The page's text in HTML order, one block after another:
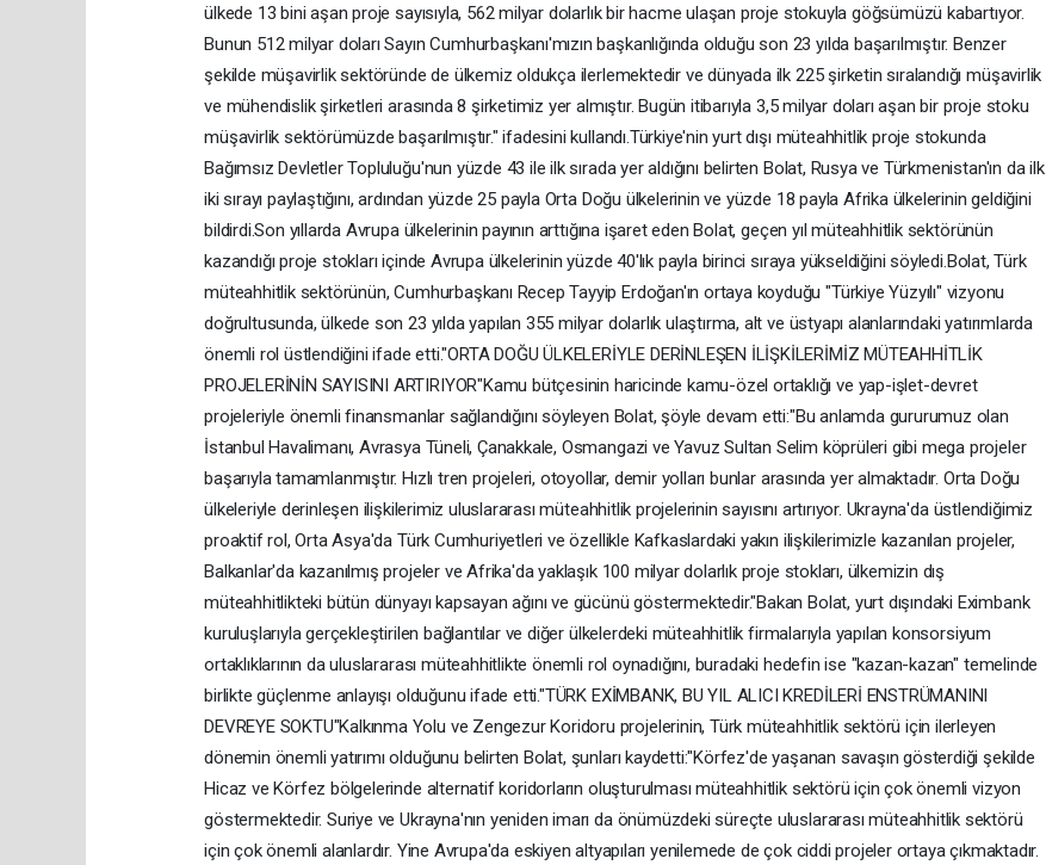
ülkede 13 bini aşan proje sayısıyla, 562 milyar dolarlık bir hacme ulaşan proje stokuyla göğsümüzü kabartıyor.
Bunun 512 milyar doları Sayın Cumhurbaşkanı'mızın başkanlığında olduğu son 23 yılda başarılmıştır. Benzer
şekilde müşavirlik sektöründe de ülkemiz oldukça ilerlemektedir ve dünyada ilk 225 şirketin sıralandığı müşavirlik
ve mühendislik şirketleri arasında 8 şirketimiz yer almıştır. Bugün itibarıyla 3,5 milyar doları aşan bir proje stoku
müşavirlik sektörümüzde başarılmıştır." ifadesini kullandı.Türkiye'nin yurt dışı müteahhitlik proje stokunda
Bağımsız Devletler Topluluğu'nun yüzde 43 ile ilk sırada yer aldığını belirten Bolat, Rusya ve Türkmenistan'ın da ilk
iki sırayı paylaştığını, ardından yüzde 25 payla Orta Doğu ülkelerinin ve yüzde 18 payla Afrika ülkelerinin geldiğini
bildirdi.Son yıllarda Avrupa ülkelerinin payının arttığına işaret eden Bolat, geçen yıl müteahhitlik sektörünün
kazandığı proje stokları içinde Avrupa ülkelerinin yüzde 40'lık payla birinci sıraya yükseldiğini söyledi.Bolat, Türk
müteahhitlik sektörünün, Cumhurbaşkanı Recep Tayyip Erdoğan'ın ortaya koyduğu "Türkiye Yüzyılı" vizyonu
doğrultusunda, ülkede son 23 yılda yapılan 355 milyar dolarlık ulaştırma, alt ve üstyapı alanlarındaki yatırımlarda
önemli rol üstlendiğini ifade etti."ORTA DOĞU ÜLKELERİYLE DERİNLEŞEN İLİŞKİLERİMİZ MÜTEAHHİTLİK
PROJELERİNİN SAYISINI ARTIRIYOR"Kamu bütçesinin haricinde kamu-özel ortaklığı ve yap-işlet-devret
projeleriyle önemli finansmanlar sağlandığını söyleyen Bolat, şöyle devam etti:"Bu anlamda gururumuz olan
İstanbul Havalimanı, Avrasya Tüneli, Çanakkale, Osmangazi ve Yavuz Sultan Selim köprüleri gibi mega projeler
başarıyla tamamlanmıştır. Hızlı tren projeleri, otoyollar, demir yolları bunlar arasında yer almaktadır. Orta Doğu
ülkeleriyle derinleşen ilişkilerimiz uluslararası müteahhitlik projelerinin sayısını artırıyor. Ukrayna'da üstlendiğimiz
proaktif rol, Orta Asya'da Türk Cumhuriyetleri ve özellikle Kafkaslardaki yakın ilişkilerimizle kazanılan projeler,
Balkanlar'da kazanılmış projeler ve Afrika'da yaklaşık 100 milyar dolarlık proje stokları, ülkemizin dış
müteahhitlikteki bütün dünyayı kapsayan ağını ve gücünü göstermektedir."Bakan Bolat, yurt dışındaki Eximbank
kuruluşlarıyla gerçekleştirilen bağlantılar ve diğer ülkelerdeki müteahhitlik firmalarıyla yapılan konsorsiyum
ortaklıklarının da uluslararası müteahhitlikte önemli rol oynadığını, buradaki hedefin ise "kazan-kazan" temelinde
birlikte güçlenme anlayışı olduğunu ifade etti."TÜRK EXİMBANK, BU YIL ALICI KREDİLERİ ENSTRÜMANINI
DEVREYE SOKTU"Kalkınma Yolu ve Zengezur Koridoru projelerinin, Türk müteahhitlik sektörü için ilerleyen
dönemin önemli yatırımı olduğunu belirten Bolat, şunları kaydetti:"Körfez'de yaşanan savaşın gösterdiği şekilde
Hicaz ve Körfez bölgelerinde alternatif koridorların oluşturulması müteahhitlik sektörü için çok önemli vizyon
göstermektedir. Suriye ve Ukrayna'nın yeniden imarı da önümüzdeki süreçte uluslararası müteahhitlik sektörü
için çok önemli alanlardır. Yine Avrupa'da eskiyen altyapıları yenilemede de çok ciddi projeler ortaya çıkmaktadır.